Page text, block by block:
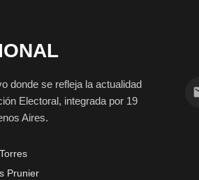
donde se refleja la actualidad
Electoral, integrada por 19
Aires.
Prunier